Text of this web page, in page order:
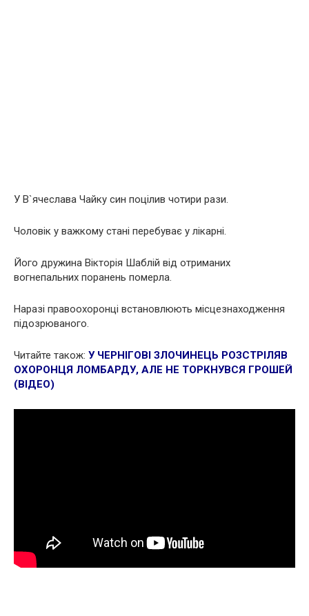
У В`ячеслава Чайку син поцілив чотири рази.
Чоловік у важкому стані перебуває у лікарні.
Його дружина Вікторія Шаблій від отриманих
вогнепальних поранень померла.
Наразі правоохоронці встановлюють місцезнаходження
підозрюваного.
Читайте також: У ЧЕРНІГОВІ ЗЛОЧИНЕЦЬ РОЗСТРІЛЯВ
ОХОРОНЦЯ ЛОМБАРДУ, АЛЕ НЕ ТОРКНУВСЯ ГРОШЕЙ
(ВІДЕО)